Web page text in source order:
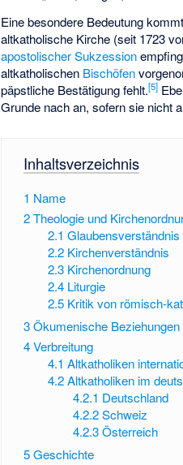
Eine besondere Bedeutung
altkatholische Kirche (seit 1723
apostolischer Sukzession
altkatholischen Bischöfen
päpstliche Bestätigung fehlt.[5]
Grunde nach an, sofern sie nicht
Inhaltsverzeichnis
1 Name
2Theologie und
2.1 Glaubensverständnis
2.2 Kirchenverständnis
2.3 Kirchenordnung
2.4 Liturgie
2.5 Kritik von römisch-
3Ökumenische Beziehungen
4Verbreitung
4.1 Altkatholiken
4.2 Altkatholiken im
4.2.1 Deutschland
4.2.2 Schweiz
4.2.3 Österreich
5Geschichte